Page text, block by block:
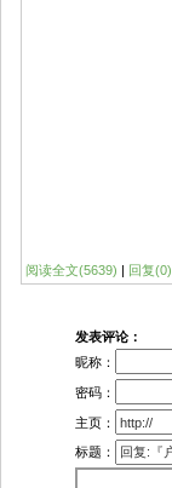
阅读全文(5639) | 回复(0)
发表评论：
昵称：
密码：
主页：
标题：